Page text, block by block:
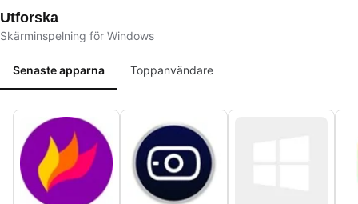
Utforska
Skärminspelning för Windows
Senaste apparna Toppanvändare